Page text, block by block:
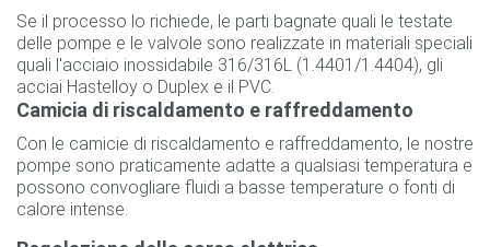
Se il processo lo richiede, le parti bagnate quali le testate
delle pompe e le valvole sono realizzate in materiali speciali
quali l'acciaio inossidabile 316/316L (1.4401/1.4404), gli
acciai Hastelloy o Duplex e il PVC.
Camicia di riscaldamento e raffreddamento
Con le camicie di riscaldamento e raffreddamento, le nostre
pompe sono praticamente adatte a qualsiasi temperatura e
possono convogliare fluidi a basse temperature o fonti di
calore intense.